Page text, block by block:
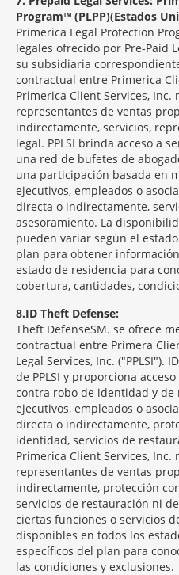
Program™ (PLPP)(Estados
Primerica Legal Protection
legales ofrecido por Pre-Paid
su subsidiaria
contractual entre Primerica
Primerica Client Services,
representantes de ventas
indirectamente, servicios,
legal. PPLSI brinda acceso a
una red de bufetes de
una participación basada en
ejecutivos, empleados o
directa o indirectamente,
asesoramiento. La
pueden variar según el
plan para obtener
estado de residencia para
cobertura, cantidades,
8 ID Theft Defense:
Theft DefenseSM se ofrece
contractual entre Primera
Legal Services, Inc. ("PPLSI").
de PPLSI y proporciona
contra robo de identidad y de
ejecutivos, empleados o
directa o indirectamente,
identidad, servicios de
Primerica Client Services,
representantes de ventas
indirectamente, protección
servicios de restauración ni
ciertas funciones o servicios
disponibles en todos los
específicos del plan para
las condiciones y exclusiones.